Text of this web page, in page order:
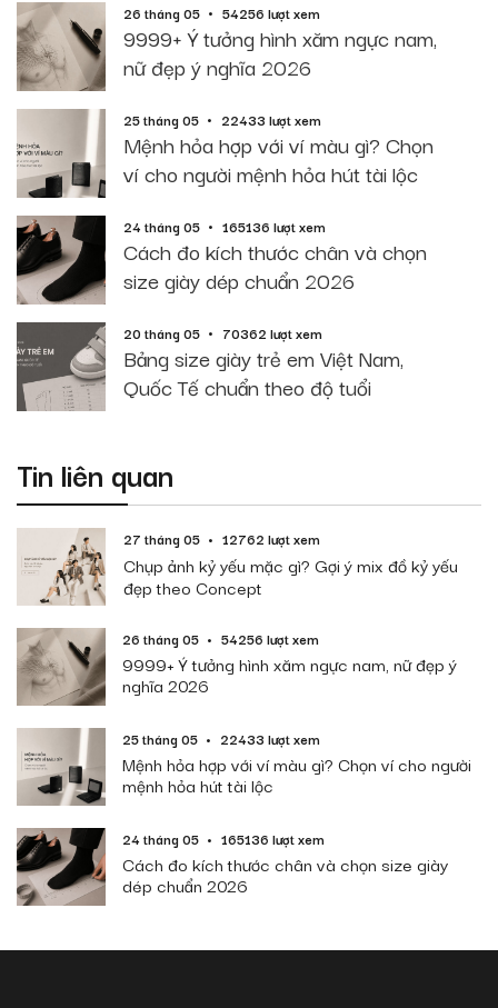
26 tháng 05 54256 lượt xem
9999+ Ý tưởng hình xăm ngực nam,
nữ đẹp ý nghĩa 2026
25 tháng 05 22433 lượt xem
Mệnh hỏa hợp với ví màu gì? Chọn
ví cho người mệnh hỏa hút tài lộc
24 tháng 05 165136 lượt xem
Cách đo kích thước chân và chọn
size giày dép chuẩn 2026
20 tháng 05 70362 lượt xem
Bảng size giày trẻ em Việt Nam,
Quốc Tế chuẩn theo độ tuổi
Tin liên quan
27 tháng 05 12762 lượt xem
Chụp ảnh kỷ yếu mặc gì? Gợi ý mix đồ kỷ yếu
đẹp theo Concept
26 tháng 05 54256 lượt xem
9999+ Ý tưởng hình xăm ngực nam, nữ đẹp ý
nghĩa 2026
25 tháng 05 22433 lượt xem
Mệnh hỏa hợp với ví màu gì? Chọn ví cho người
mệnh hỏa hút tài lộc
24 tháng 05 165136 lượt xem
Cách đo kích thước chân và chọn size giày
dép chuẩn 2026